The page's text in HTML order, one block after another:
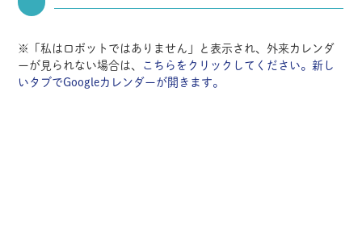
※「私はロボットではありません」と表示され、外来カレンダ
ーが見られない場合は、
こちらをクリックしてください。新し
いタブでGoogleカレンダーが開きます。